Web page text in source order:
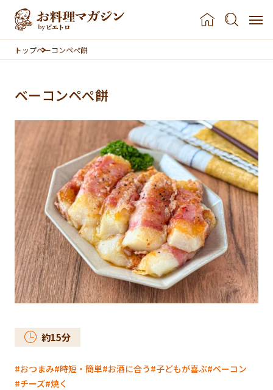
本文へスキップ
トップベーコンペぺ餅
ベーコンペぺ餅
約15分
おつまみ 時短・簡単 お酒に合う 子どもが喜ぶ ベーコン
チーズ 焼く